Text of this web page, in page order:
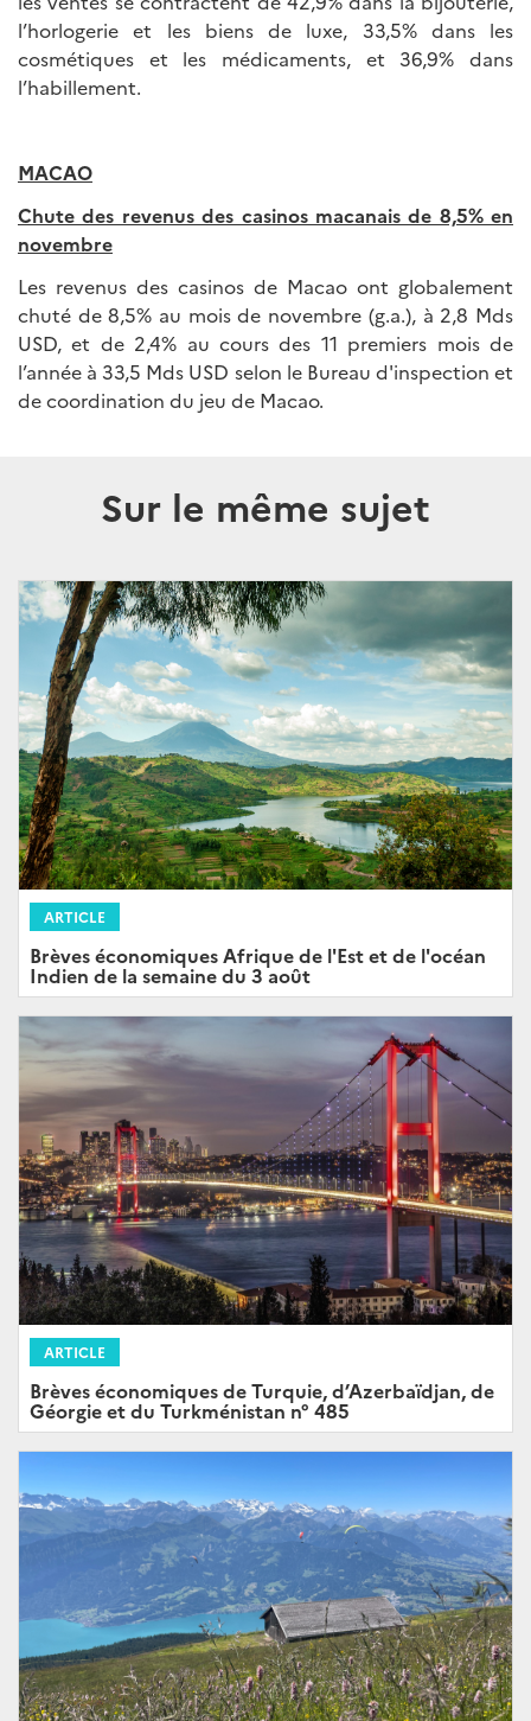
l’horlogerie et les biens de luxe, 33,5% dans les
cosmétiques et les médicaments, et 36,9% dans
l’habillement.
MACAO
Chute des revenus des casinos macanais de 8,5% en
novembre
Les revenus des casinos de Macao ont globalement
chuté de 8,5% au mois de novembre (g.a.), à 2,8 Mds
USD, et de 2,4% au cours des 11 premiers mois de
l’année à 33,5 Mds USD selon le Bureau d'inspection et
de coordination du jeu de Macao.
Sur le même sujet
ARTICLE
Brèves économiques Afrique de l'Est et de l'océan
Indien de la semaine du 3 août
ARTICLE
Brèves économiques de Turquie, d’Azerbaïdjan, de
Géorgie et du Turkménistan n° 485